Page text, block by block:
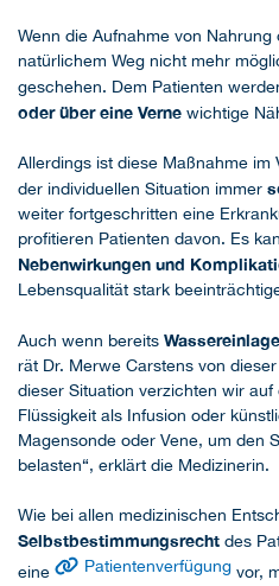
Wenn die Aufnahme von Nahrung
natürlichem Weg nicht mehr
geschehen. Dem Patienten
oder über eine Verne wichtige
Allerdings ist diese Maßnahme im
der individuellen Situation immer
weiter fortgeschritten eine
profitieren Patienten davon. Es
Nebenwirkungen und
Lebensqualität stark
Auch wenn bereits
rät Dr. Merwe Carstens von
dieser Situation verzichten wir
Flüssigkeit als Infusion oder
Magensonde oder Vene, um den
belasten“, erklärt die Medizinerin.
Wie bei allen medizinischen
Selbstbestimmungsrecht des
eine
Patientenverfügung vor,